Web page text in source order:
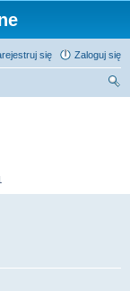
Zaloguj się
się